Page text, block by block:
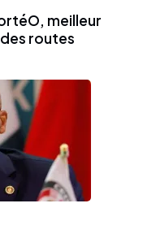
meilleur
routes